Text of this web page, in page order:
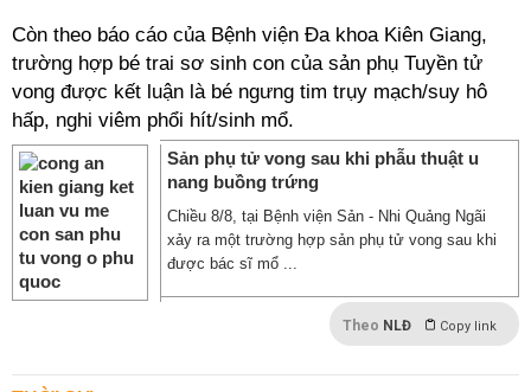
Còn theo báo cáo của Bệnh viện Đa khoa Kiên Giang,
trường hợp bé trai sơ sinh con của sản phụ Tuyền tử
vong được kết luận là bé ngưng tim trụy mạch/suy hô
hấp, nghi viêm phổi hít/sinh mổ.
Sản phụ tử vong sau khi phẫu thuật u
nang buồng trứng ​
Chiều 8/8, tại Bệnh viện Sản - Nhi Quảng Ngãi
xảy ra một trường hợp sản phụ tử vong sau khi
được bác sĩ mổ ...
Theo NLĐ Copy link